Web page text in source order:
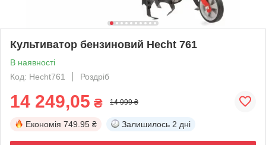
Культиватор бензиновий Hecht 761
В наявності
Код: Hecht761
Роздріб
14 249,05 ₴ 14 999 ₴
Економія 749.95 ₴ Залишилось 2 дні